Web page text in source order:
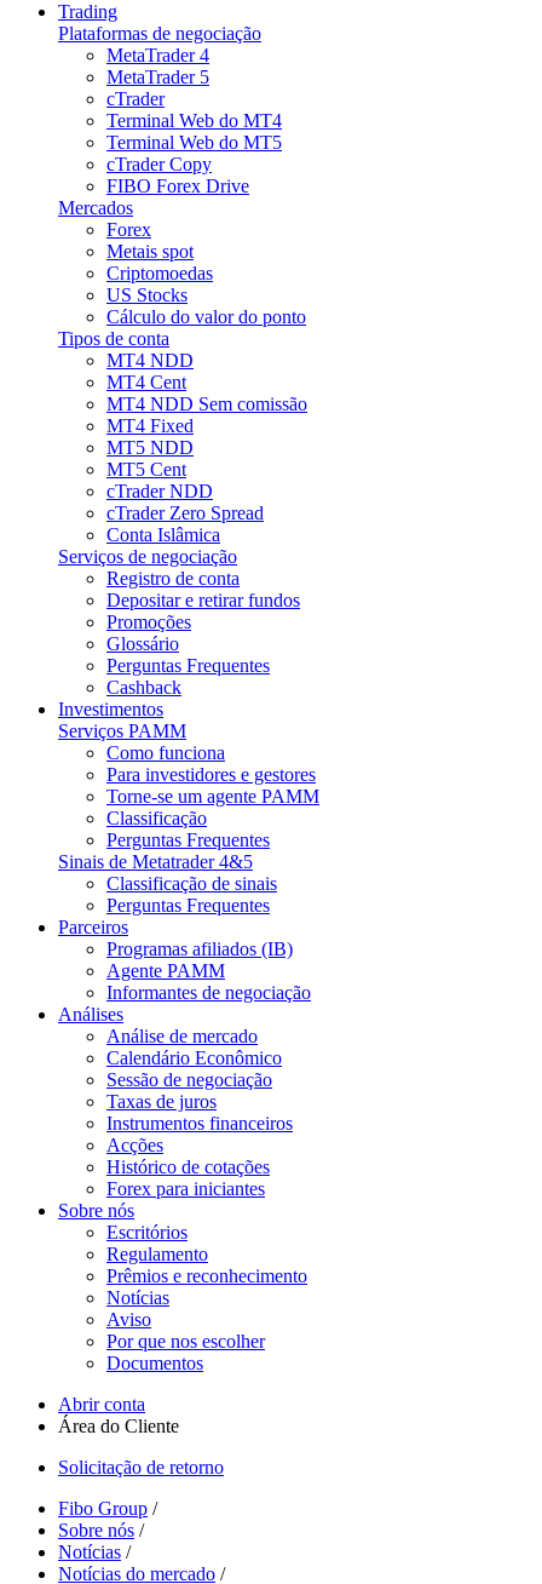
Trading
Plataformas de negociação
MetaTrader 4
MetaTrader 5
cTrader
Terminal Web do MT4
Terminal Web do MT5
cTrader Copy
FIBO Forex Drive
Mercados
Forex
Metais spot
Criptomoedas
US Stocks
Cálculo do valor do ponto
Tipos de conta
MT4 NDD
MT4 Cent
MT4 NDD Sem comissão
MT4 Fixed
MT5 NDD
MT5 Cent
cTrader NDD
cTrader Zero Spread
Conta Islâmica
Serviços de negociação
Registro de conta
Depositar e retirar fundos
Promoções
Glossário
Perguntas Frequentes
Cashback
Investimentos
Serviços PAMM
Como funciona
Para investidores e gestores
Torne-se um agente PAMM
Classificação
Perguntas Frequentes
Sinais de Metatrader 4&5
Classificação de sinais
Perguntas Frequentes
Parceiros
Programas afiliados (IB)
Agente PAMM
Informantes de negociação
Análises
Análise de mercado
Calendário Econômico
Sessão de negociação
Taxas de juros
Instrumentos financeiros
Acções
Histórico de cotações
Forex para iniciantes
Sobre nós
Escritórios
Regulamento
Prêmios e reconhecimento
Notícias
Aviso
Por que nos escolher
Documentos
Abrir conta
Área do Cliente
Solicitação de retorno
Fibo Group /
Sobre nós /
Notícias /
Notícias do mercado /